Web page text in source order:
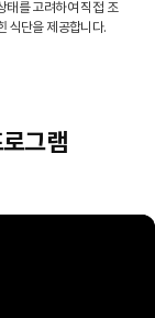
태를 고려하여 직접 조
식단을 제공합니다.
그램